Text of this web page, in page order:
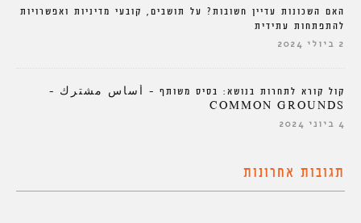
האם השכונות עדיין חשובות? על תושבים, קובעי מדיניות ואפשרויות
להתפתחות עתידית
2 ביולי 2024
קול קורא לתחרות בנושא: בסיס משותף – أساس مشترك –
COMMON GROUNDS
4 ביוני 2024
תגובות אחרונות